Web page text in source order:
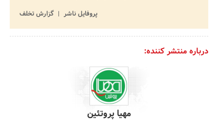
پروفایل ناشر
گزارش تخلف
درباره منتشر کننده:
مهیا پروتئین